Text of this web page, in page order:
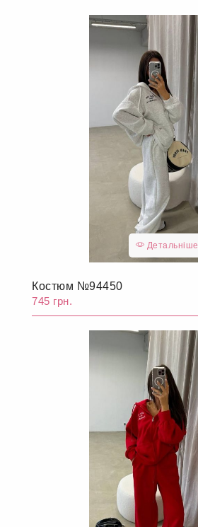
Детальніше
Костюм №94450
745 грн.